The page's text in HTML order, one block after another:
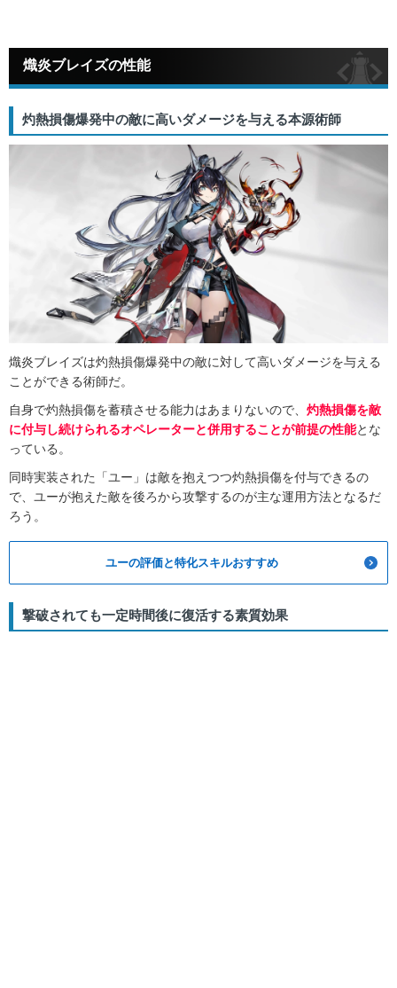
熾炎ブレイズの性能
灼熱損傷爆発中の敵に高いダメージを与える本源術師
熾炎ブレイズは灼熱損傷爆発中の敵に対して高いダメージを与える
ことができる術師だ。
自身で灼熱損傷を蓄積させる能力はあまりないので、 灼熱損傷を敵
に付与し続けられるオペレーターと併用することが前提の性能とな
っている。
同時実装された「ユー」は敵を抱えつつ灼熱損傷を付与できるの
で、ユーが抱えた敵を後ろから攻撃するのが主な運用方法となるだ
ろう。
ユーの評価と特化スキルおすすめ
撃破されても一定時間後に復活する素質効果